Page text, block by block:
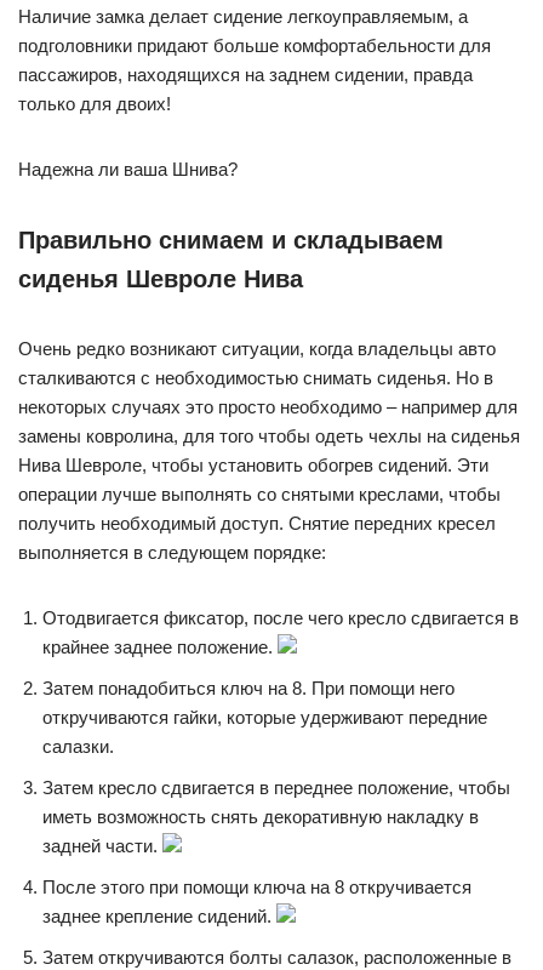
Наличие замка делает сидение легкоуправляемым, а
подголовники придают больше комфортабельности для
пассажиров, находящихся на заднем сидении, правда
только для двоих!
Надежна ли ваша Шнива?
Правильно снимаем и складываем
сиденья Шевроле Нива
Очень редко возникают ситуации, когда владельцы авто
сталкиваются с необходимостью снимать сиденья. Но в
некоторых случаях это просто необходимо – например для
замены ковролина, для того чтобы одеть чехлы на сиденья
Нива Шевроле, чтобы установить обогрев сидений. Эти
операции лучше выполнять со снятыми креслами, чтобы
получить необходимый доступ. Снятие передних кресел
выполняется в следующем порядке:
Отодвигается фиксатор, после чего кресло сдвигается в
крайнее заднее положение.
Затем понадобиться ключ на 8. При помощи него
откручиваются гайки, которые удерживают передние
салазки.
Затем кресло сдвигается в переднее положение, чтобы
иметь возможность снять декоративную накладку в
задней части.
После этого при помощи ключа на 8 откручивается
заднее крепление сидений.
Затем откручиваются болты салазок, расположенные в